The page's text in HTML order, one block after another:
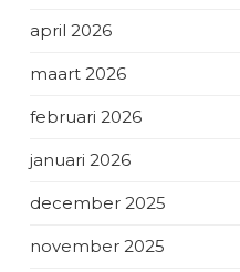
april 2026
maart 2026
februari 2026
januari 2026
december 2025
november 2025